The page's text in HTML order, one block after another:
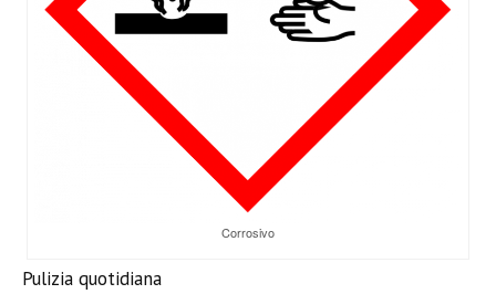
Corrosivo
Pulizia quotidiana